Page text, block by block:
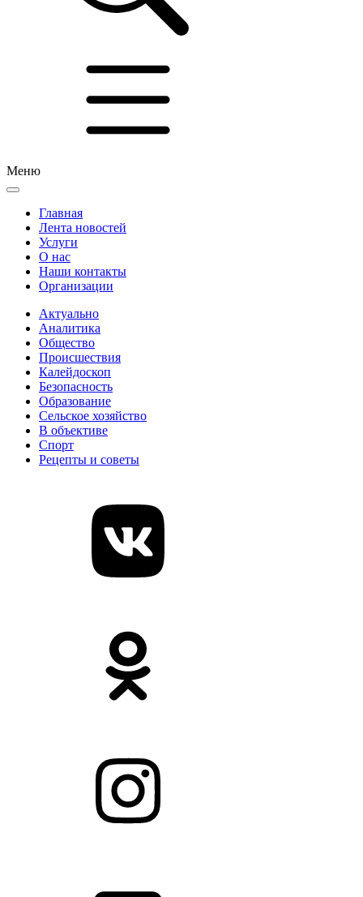
Меню
Главная
Лента новостей
Услуги
О нас
Наши контакты
Организации
Актуально
Аналитика
Общество
Происшествия
Калейдоскоп
Безопасность
Образование
Сельское хозяйство
В объективе
Спорт
Рецепты и советы